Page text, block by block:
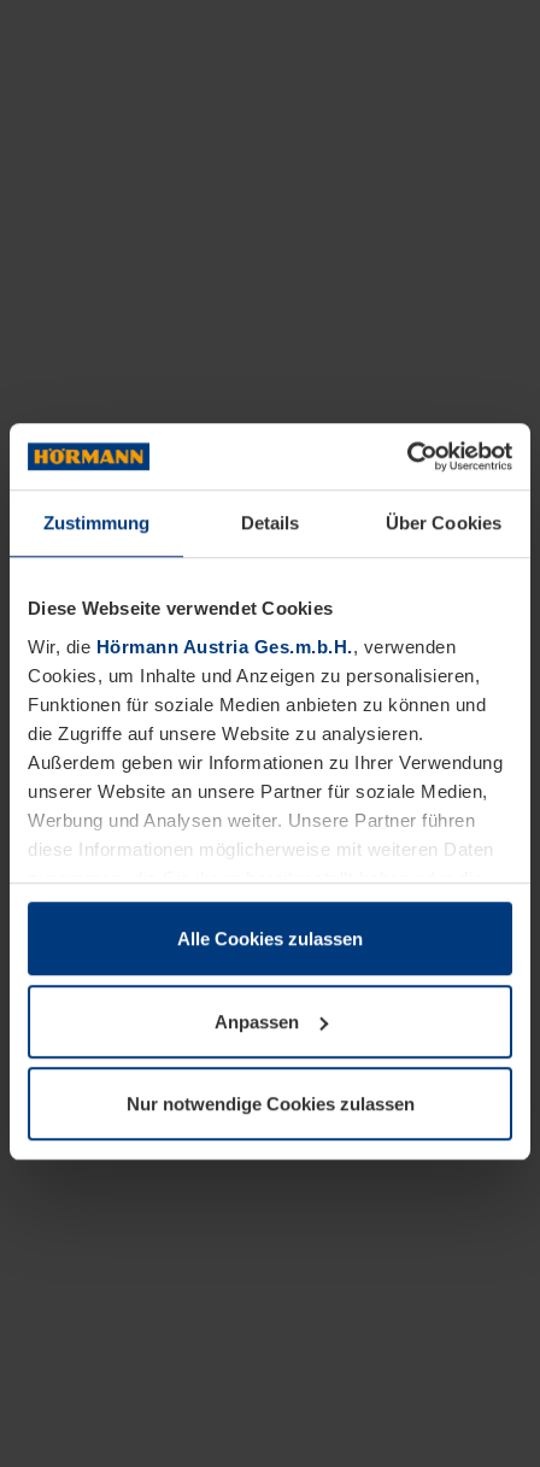
Zustimmung Details Über Cookies
Diese Webseite verwendet Cookies
Wir, die Hörmann Austria Ges.m.b.H., verwenden
Cookies, um Inhalte und Anzeigen zu personalisieren,
Funktionen für soziale Medien anbieten zu können und
die Zugriffe auf unsere Website zu analysieren.
Außerdem geben wir Informationen zu Ihrer Verwendung
unserer Website an unsere Partner für soziale Medien,
Werbung und Analysen weiter. Unsere Partner führen
diese Informationen möglicherweise mit weiteren Daten
zusammen, die Sie ihnen bereitgestellt haben oder die
sie im Rahmen Ihrer Nutzung der Dienste gesammelt
wenn diese für den Betrieb dieser Seite unbedingt
notwendig sind. Für alle anderen Cookie-Typen benötigen
wir Ihre Erlaubnis. Ihre Einwilligung können Sie jederzeit
Datenschutzerklärungunserer Website ändern oder
widerrufen.
Alle Cookies zulassen
Anpassen
Nur notwendige Cookies zulassen